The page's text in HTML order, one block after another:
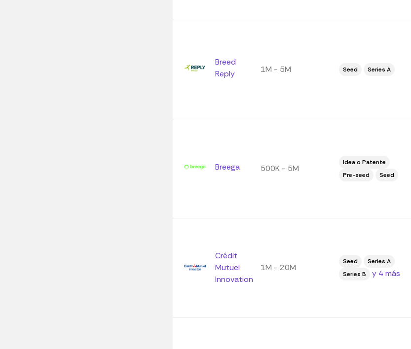
Breed
Reply
1M - 5M Seed Series A
Breega 500K - 5M
Idea o Patente
Pre-seed
Seed
Crédit
Mutuel
Innovation
1M - 20M
Seed
Series A
Series B
y 4 más